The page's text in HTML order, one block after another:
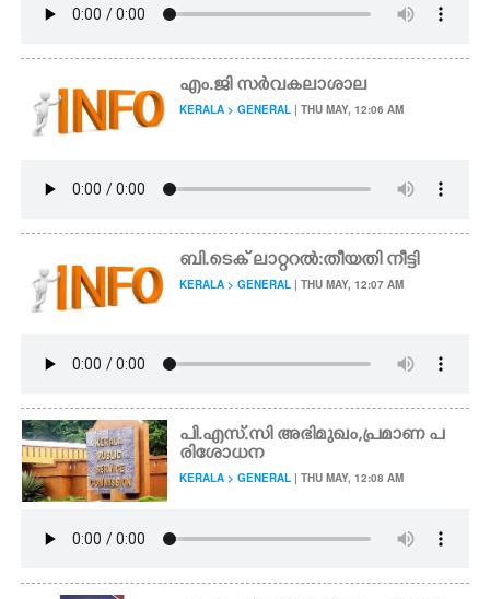
എം.ജി സർവകലാശാല
KERALA > GENERAL | THU MAY, 12:06 AM
ബി.ടെക് ലാറ്ററൽ:തീയതി നീട്ടി
KERALA > GENERAL | THU MAY, 12:07 AM
പി.എസ്.സി അഭിമുഖം,പ്രമാണ പ
രിശോധന
KERALA > GENERAL | THU MAY, 12:08 AM